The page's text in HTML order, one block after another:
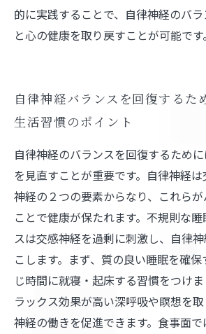
的に実践することで、自律神経のバ
と心の健康を取り戻すことが可能です。
自律神経バランスを回復するた
生活習慣のポイント
自律神経のバランスを回復するため
を見直すことが重要です。自律神経
神経の２つの要素からなり、これら
ことで健康が保たれます。不規則な
スは交感神経を過剰に刺激し、自律
こします。まず、質の良い睡眠を確
じ時間に就寝・起床する習慣をつけ
ラックス効果が高い深呼吸や瞑想を
神経の働きを促進できます。食事面